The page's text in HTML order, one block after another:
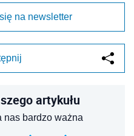
na newsletter
artykułu
nas bardzo ważna